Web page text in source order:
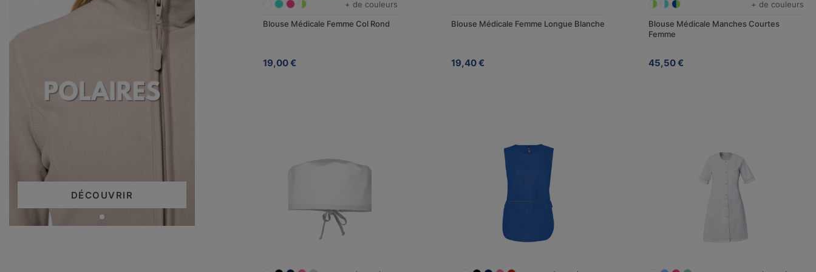
DÉCOUVRIR
+ de couleurs
Blouse Médicale Femme Col Rond
19,00 €
Blouse Médicale Femme Longue Blanche
19,40 €
+ de couleurs
Blouse Médicale Manches Courtes
Femme
45,50 €